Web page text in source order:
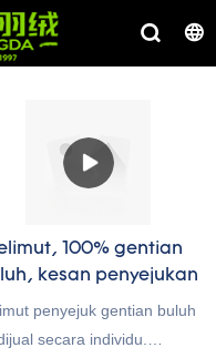
100% gentian
kesan penyejukan
penyejuk gentian buluh
secara individu.